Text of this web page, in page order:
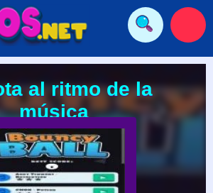
al ritmo de la
música